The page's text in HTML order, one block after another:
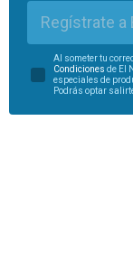
Regístrate a
Al someter tu
Condiciones de El
especiales de
Podrás optar